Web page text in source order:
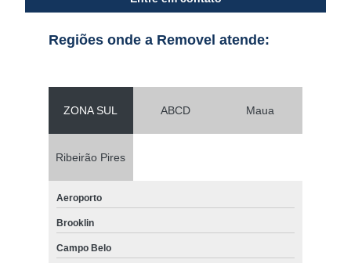
Regiões onde a Removel atende:
ZONA SUL ABCD Maua
Ribeirão Pires
Aeroporto
Brooklin
Campo Belo